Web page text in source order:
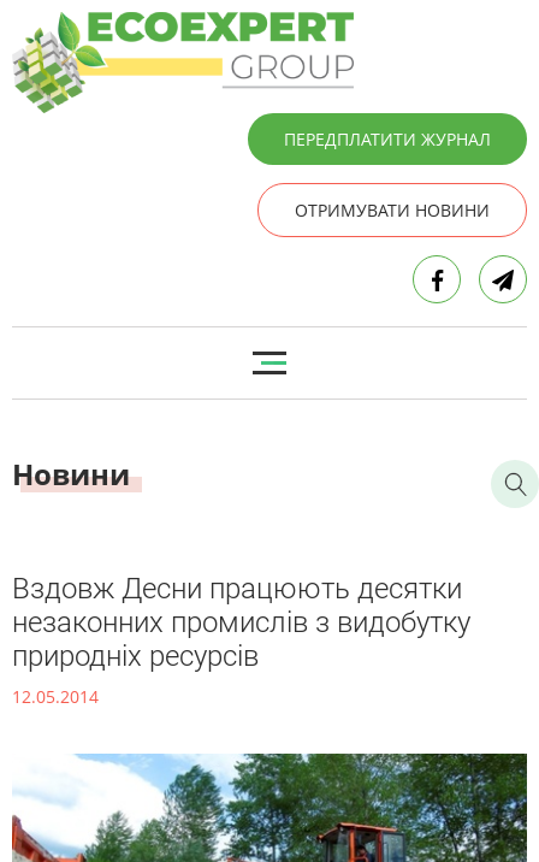
ПЕРЕДПЛАТИТИ ЖУРНАЛ
ОТРИМУВАТИ НОВИНИ
Новини
Вздовж Десни працюють десятки
незаконних промислів з видобутку
природніх ресурсів
12.05.2014